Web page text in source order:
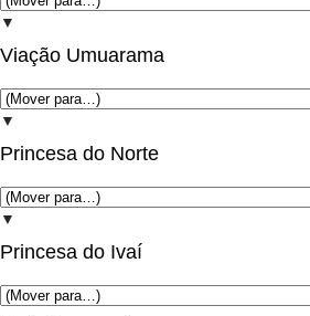
▼
Viação Umuarama
▼
Princesa do Norte
▼
Princesa do Ivaí